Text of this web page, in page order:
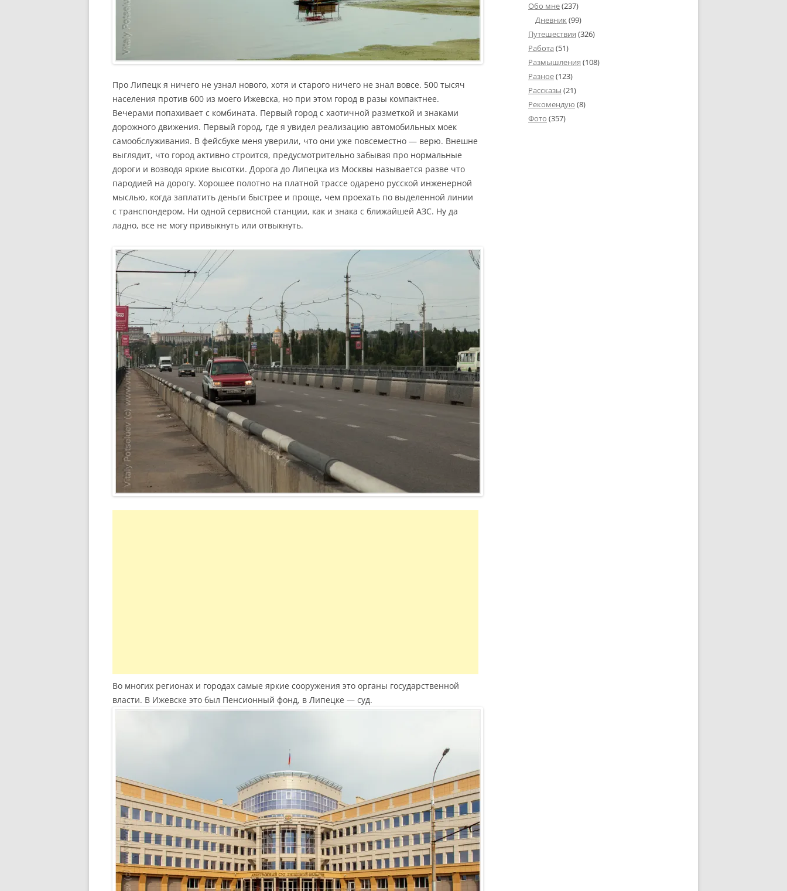
Про Липецк я ничего не узнал нового, хотя и старого ничего не знал вовсе. 500 тысяч
населения против 600 из моего Ижевска, но при этом город в разы компактнее.
Вечерами попахивает с комбината. Первый город с хаотичной разметкой и знаками
дорожного движения. Первый город, где я увидел реализацию автомобильных моек
самообслуживания. В фейсбуке меня уверили, что они уже повсеместно — верю. Внешне
выглядит, что город активно строится, предусмотрительно забывая про нормальные
дороги и возводя яркие высотки. Дорога до Липецка из Москвы называется разве что
пародией на дорогу. Хорошее полотно на платной трассе одарено русской инженерной
мыслью, когда заплатить деньги быстрее и проще, чем проехать по выделенной линии
с транспондером. Ни одной сервисной станции, как и знака с ближайшей АЗС. Ну да
ладно, все не могу привыкнуть или отвыкнуть.
Во многих регионах и городах самые яркие сооружения это органы государственной
власти. В Ижевске это был Пенсионный фонд, в Липецке — суд.
Обо мне(237)
Дневник(99)
Путешествия (326)
Работа (51)
Размышления (108)
Разное(123)
Рассказы (21)
Рекомендую (8)
Фото (357)